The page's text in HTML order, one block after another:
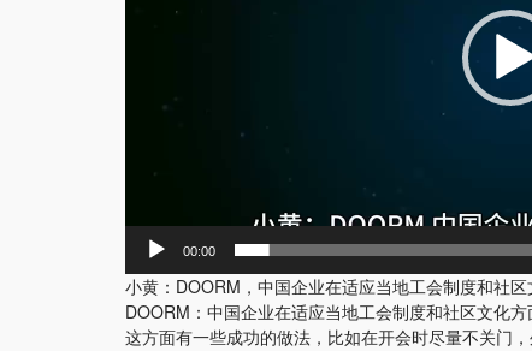
00:00
小黄：DOORM，中国企业在适应当地工会制度和社
DOORM：中国企业在适应当地工会制度和社区文化
这方面有一些成功的做法，比如在开会时尽量不关门